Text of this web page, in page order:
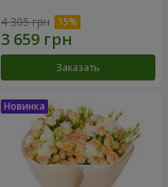
4 305 грн
Заказать